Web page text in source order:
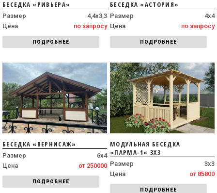
БЕСЕДКА «РИВЬЕРА»
Размер
4,4х3,3
Цена
по запросу
ПОДРОБНЕЕ
БЕСЕДКА «АСТОРИЯ»
Размер
4х4
Цена
по запросу
ПОДРОБНЕЕ
БЕСЕДКА «ВЕРНИСАЖ»
Размер
6х4
Цена
от 250000
ПОДРОБНЕЕ
МОДУЛЬНАЯ БЕСЕДКА
«ПАРМА-1» 3Х3
Размер
3х3
Цена
от 85800
ПОДРОБНЕЕ